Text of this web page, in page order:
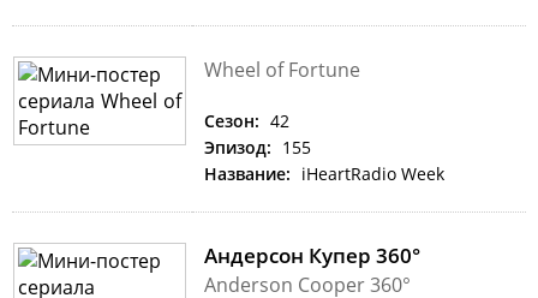
Wheel of Fortune
Сезон: 42
Эпизод: 155
Название: iHeartRadio Week
Андерсон Купер 360°
Anderson Cooper 360°